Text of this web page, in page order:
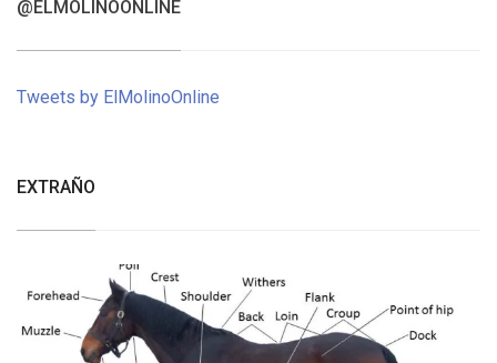
@ELMOLINOONLINE
Tweets by ElMolinoOnline
EXTRAÑO